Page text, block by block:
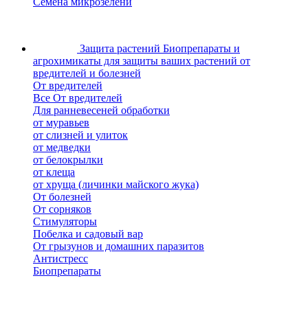
Защита растений Биопрепараты и
агрохимикаты для защиты ваших растений от
вредителей и болезней
От вредителей
Все От вредителей
Для ранневесеней обработки
от муравьев
от слизней и улиток
от медведки
от белокрылки
от клеща
от хруща (личинки майского жука)
От болезней
От сорняков
Стимуляторы
Побелка и садовый вар
От грызунов и домашних паразитов
Антистресс
Биопрепараты